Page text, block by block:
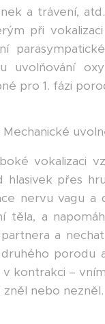
a trávení,
při
uvolňování
pro 1. fázi
Mechanické
vokalizaci
hlasivek přes
nervu vagu a
těla, a
a
porodu
v kontrakci –
zněl nebo nezněl.